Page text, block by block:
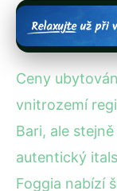
Ceny
vnitrozemí
Bari, ale
autentický
Foggia nabízí